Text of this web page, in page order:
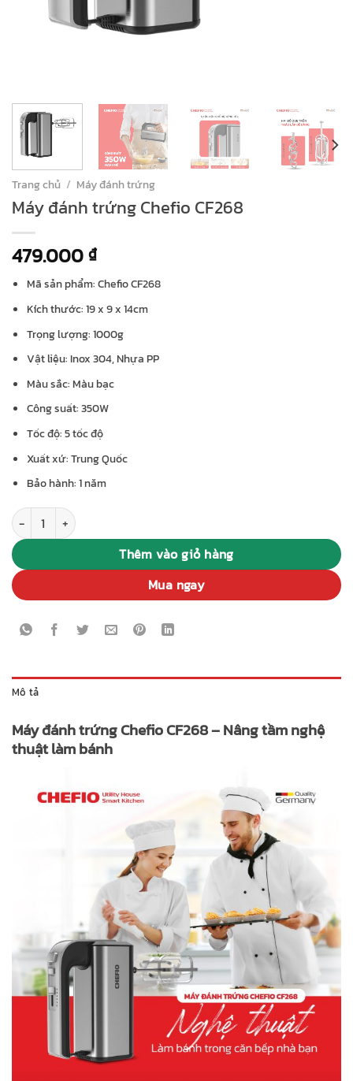
Trang chủ / Máy đánh trứng
Máy đánh trứng Chefio CF268
479.000 ₫
Mã sản phẩm: Chefio CF268
Kích thước: 19 x 9 x 14cm
Trọng lượng: 1000g
Vật liệu: Inox 304, Nhựa PP
Màu sắc: Màu bạc
Công suất: 350W
Tốc độ: 5 tốc độ
Xuất xứ: Trung Quốc
Bảo hành: 1 năm
Máy đánh trứng Chefio CF268 số lượng
Thêm vào giỏ hàng
Mua ngay
Mô tả
Máy đánh trứng Chefio CF268 – Nâng tầm nghệ
thuật làm bánh